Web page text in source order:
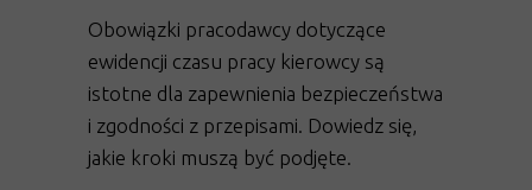
Obowiązki pracodawcy dotyczące
ewidencji czasu pracy kierowcy są
istotne dla zapewnienia bezpieczeństwa
i zgodności z przepisami. Dowiedz się,
jakie kroki muszą być podjęte.